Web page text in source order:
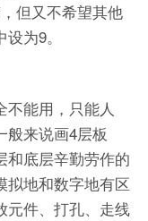
但又不希望其他
为9。
能用，只能人
般来说画4层板
和底层辛勤劳作的
拟地和数字地有区
元件、打孔、走线